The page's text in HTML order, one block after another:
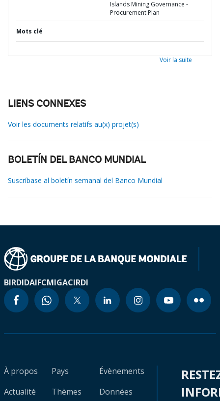
Islands Mining Governance -
Procurement Plan
Mots clé
Voir la suite
LIENS CONNEXES
Voir les documents relatifs au(x) projet(s)
BOLETÍN DEL BANCO MUNDIAL
Suscríbase al boletín semanal del Banco Mundial
BIRDIDAIFCMIGACIRDI
À propos
Actualité
Pays
Thèmes
Évènements
Données